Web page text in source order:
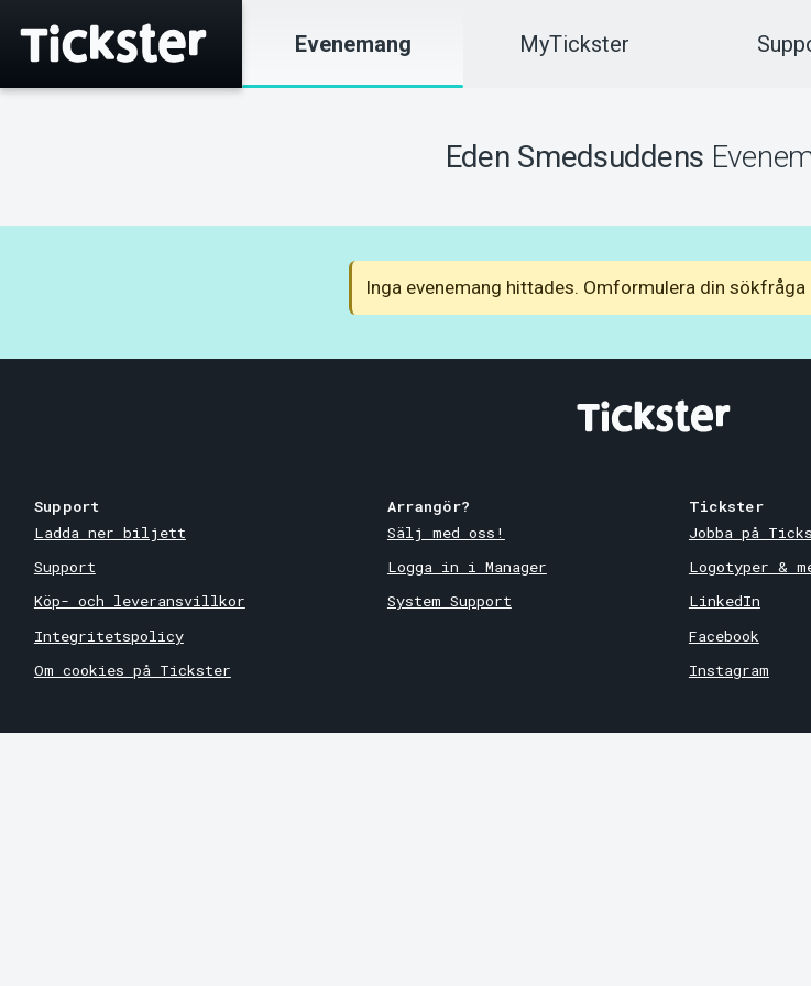
Evenemang MyTickster
Eden Smedsuddens
Inga evenemang hittades. Omformulera din
Support
Ladda ner biljett
Support
Köp- och leveransvillkor
Integritetspolicy
Om cookies på Tickster
Arrangör?
Sälj med oss!
Logga in i Manager
System Support
Tickster
Jobba på
Logotyper &
LinkedIn
Facebook
Instagram